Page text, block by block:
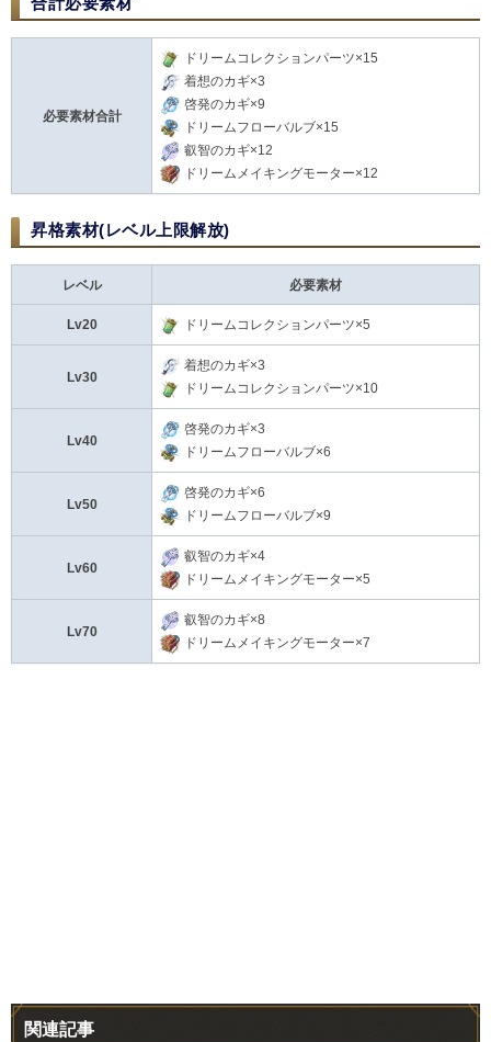
必要素材合計
ドリームコレクションパーツ×15
着想のカギ×3
啓発のカギ×9
ドリームフローバルブ×15
叡智のカギ×12
ドリームメイキングモーター×12
昇格素材(レベル上限解放)
レベル 必要素材
Lv20 ドリームコレクションパーツ×5
Lv30
着想のカギ×3
ドリームコレクションパーツ×10
Lv40
啓発のカギ×3
ドリームフローバルブ×6
Lv50
啓発のカギ×6
ドリームフローバルブ×9
Lv60
叡智のカギ×4
ドリームメイキングモーター×5
Lv70
叡智のカギ×8
ドリームメイキングモーター×7
関連記事